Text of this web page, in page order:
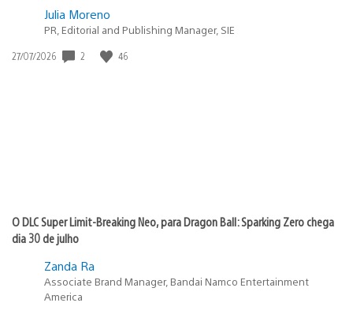
Julia Moreno
PR, Editorial and Publishing Manager, SIE
Data
27/07/2026 2 46
O DLC Super Limit-Breaking Neo, para Dragon Ball: Sparking Zero chega
dia 30 de julho
Zanda Ra
Associate Brand Manager, Bandai Namco Entertainment
America